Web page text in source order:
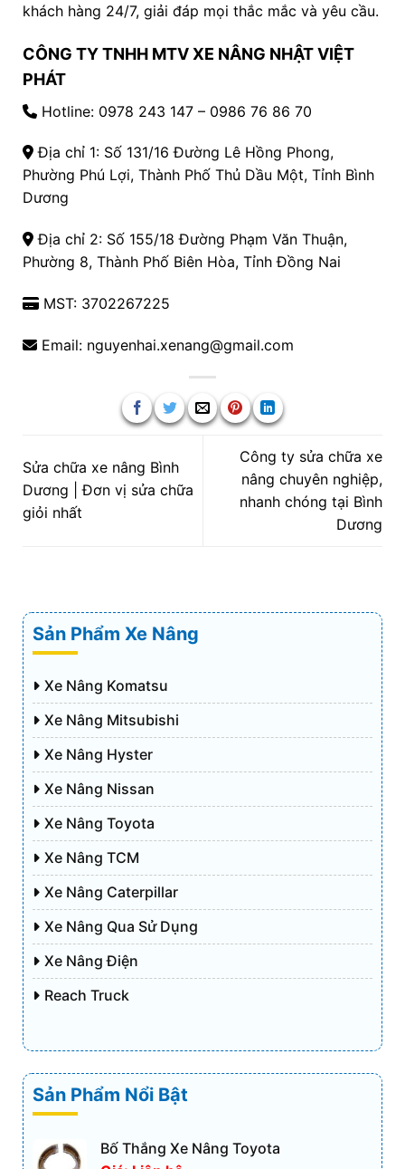
khách hàng 24/7, giải đáp mọi thắc mắc và yêu cầu.
CÔNG TY TNHH MTV XE NÂNG NHẬT VIỆT
PHÁT
Hotline: 0978 243 147– 0986 76 86 70
Địa chỉ 1: Số 131/16 Đường Lê Hồng Phong,
Phường Phú Lợi, Thành Phố Thủ Dầu Một, Tỉnh Bình
Dương
Địa chỉ 2: Số 155/18 Đường Phạm Văn Thuận,
Phường 8, Thành Phố Biên Hòa, Tỉnh Đồng Nai
MST: 3702267225
Email: nguyenhai.xenang@gmail.com
Sửa chữa xe nâng Bình
Dương | Đơn vị sửa chữa
giỏi nhất
Công ty sửa chữa xe
nâng chuyên nghiệp,
nhanh chóng tại Bình
Dương
Sản Phẩm Xe Nâng
Xe Nâng Komatsu
Xe Nâng Mitsubishi
Xe Nâng Hyster
Xe Nâng Nissan
Xe Nâng Toyota
Xe Nâng TCM
Xe Nâng Caterpillar
Xe Nâng Qua Sử Dụng
Xe Nâng Điện
Reach Truck
Sản Phẩm Nổi Bật
Bố Thắng Xe Nâng Toyota